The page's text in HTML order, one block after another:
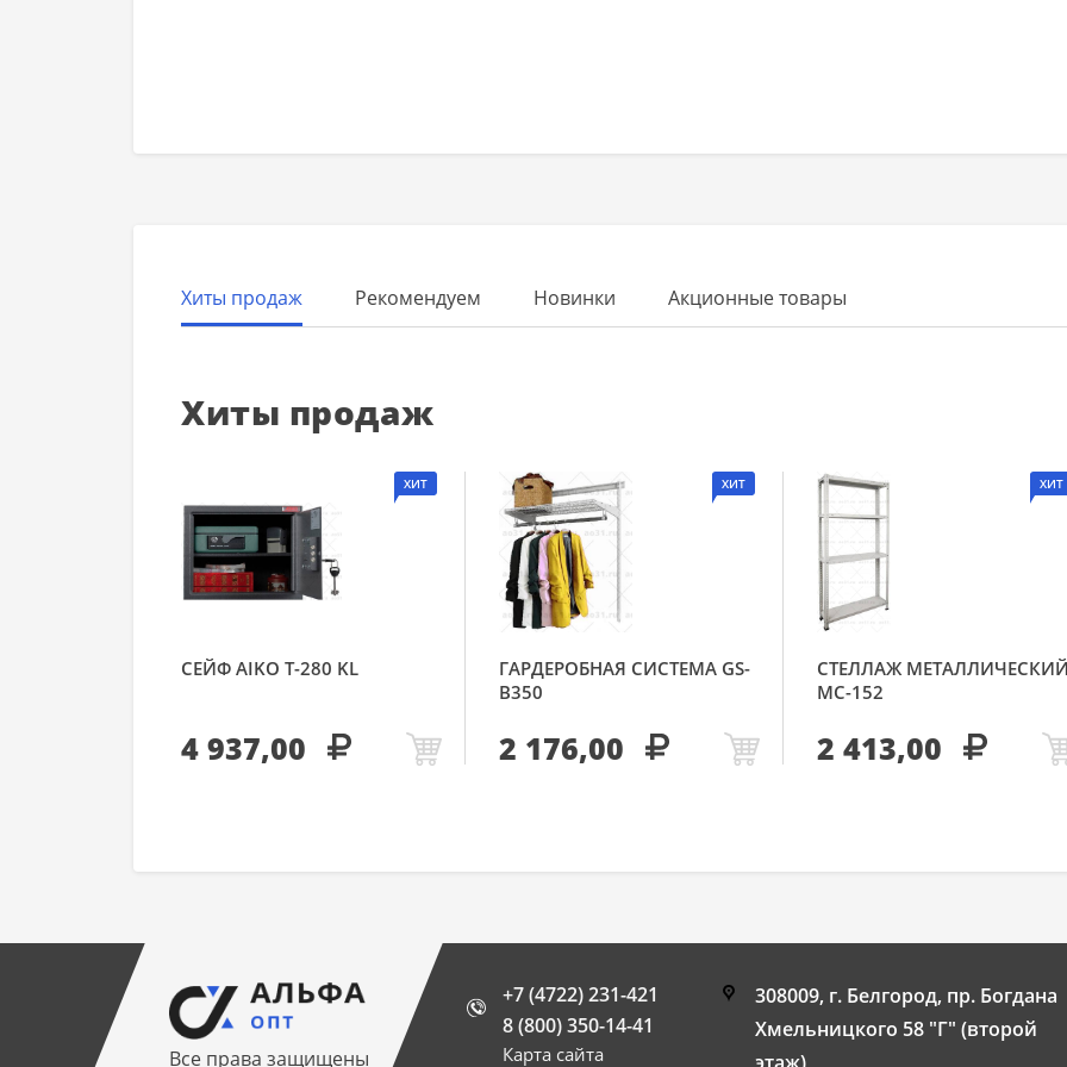
Хиты продаж Рекомендуем Новинки Акционные товары
Хиты продаж
ХИТ
СЕЙФ AIKO Т-280 KL
4 937,00
ХИТ
ГАРДЕРОБНАЯ СИСТЕМА GS-
В350
2 176,00
ХИТ
СТЕЛЛАЖ
МС-152
2 413,00
Все права защищены
+7 (4722) 231-421
8 (800) 350-14-41
Карта сайта
308009, г. Белгород, пр. Богдана
Хмельницкого 58 "Г" (второй